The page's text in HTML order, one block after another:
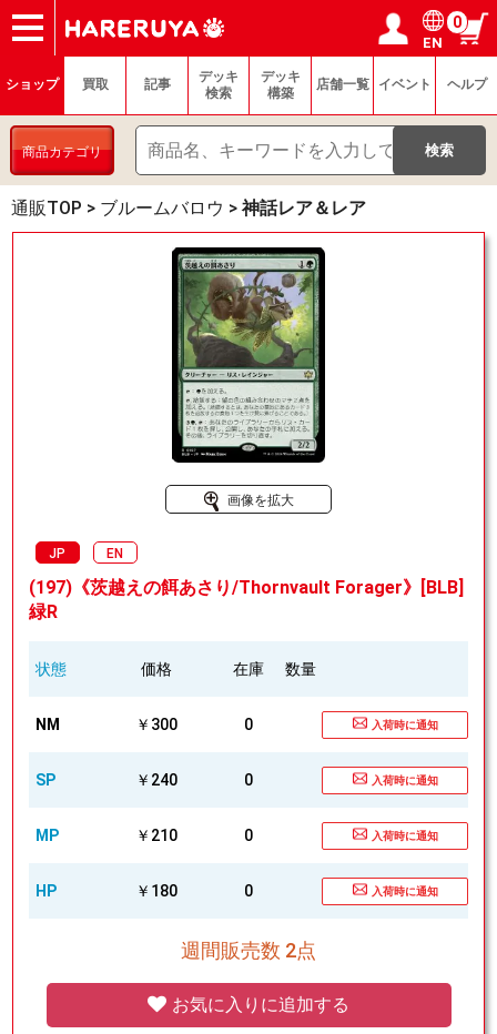
ショップ
買取
記事
デッキ検索
デッキ構築
選手一覧
店舗一覧
イベント
ヘルプ
お問い合わせ ログイン／会員登録
マイページ
EN
0
ショップ 買取 記事
デッキ
検索
デッキ
構築
店舗一覧 イベント ヘルプ
商品カテゴリ
通販TOP > ブルームバロウ > 神話レア＆レア
画像を拡大
JP EN
(197)《茨越えの餌あさり/Thornvault Forager》[BLB]
緑R
状態 価格 在庫 数量
NM ￥300 0 入荷時に通知
SP ￥240 0 入荷時に通知
MP ￥210 0 入荷時に通知
HP ￥180 0 入荷時に通知
週間販売数 2点
お気に入りに追加する